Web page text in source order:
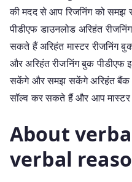
की मदद से आप रिजनिंग को समझ
पीडीएफ डाउनलोड अरिहंत
सकते हैं अरिहंत मास्टर रीजनिंग
और अरिहंत रीजनिंग बुक पीडीएफ
सकेंगे और समझ सकेंगे अरिहंत बैंक
सॉल्व कर सकते हैं और आप
About
verbal